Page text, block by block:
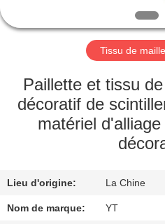
DE
NOUS
VISITE
D'USINE
QUALITÉ
Tissu de
Paillette et tissu
décoratif de
matériel
Lieu d'origine: La Chine
Nom de marque: YT